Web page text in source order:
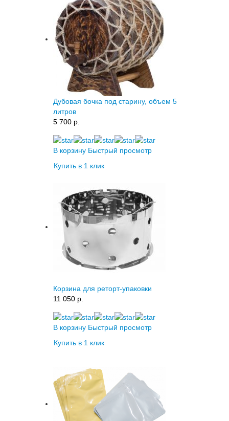
Дубовая бочка под старину, объем 5
литров
5 700 p.
В корзину Быстрый просмотр
Купить в 1 клик
Корзина для реторт-упаковки
11 050 p.
В корзину Быстрый просмотр
Купить в 1 клик